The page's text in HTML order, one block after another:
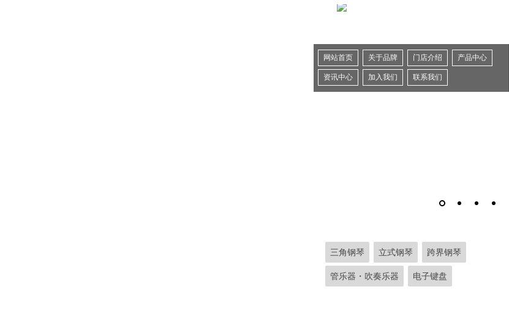
网站首页 关于品牌 门店介绍 产品中心
资讯中心 加入我们 联系我们
三角钢琴 立式钢琴 跨界钢琴
管乐器・吹奏乐器 电子键盘